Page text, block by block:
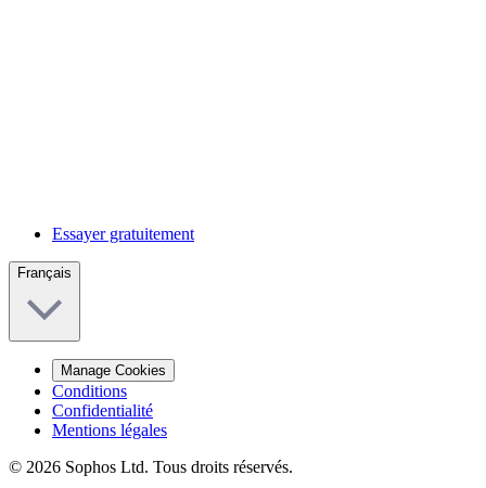
Essayer gratuitement
Français
Manage Cookies
Conditions
Confidentialité
Mentions légales
© 2026 Sophos Ltd. Tous droits réservés.